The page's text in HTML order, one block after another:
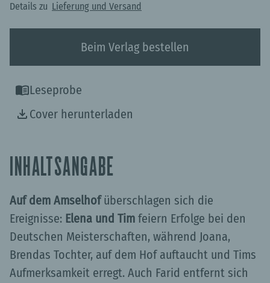
Details zu Lieferung und Versand
Beim Verlag bestellen
Leseprobe
Cover herunterladen
INHALTSANGABE
Auf dem Amselhofüberschlagen sich die
Ereignisse: Elena und Tim feiern Erfolge bei den
Deutschen Meisterschaften, während Joana,
Brendas Tochter, auf dem Hof auftaucht und Tims
Aufmerksamkeit erregt. Auch Farid entfernt sich